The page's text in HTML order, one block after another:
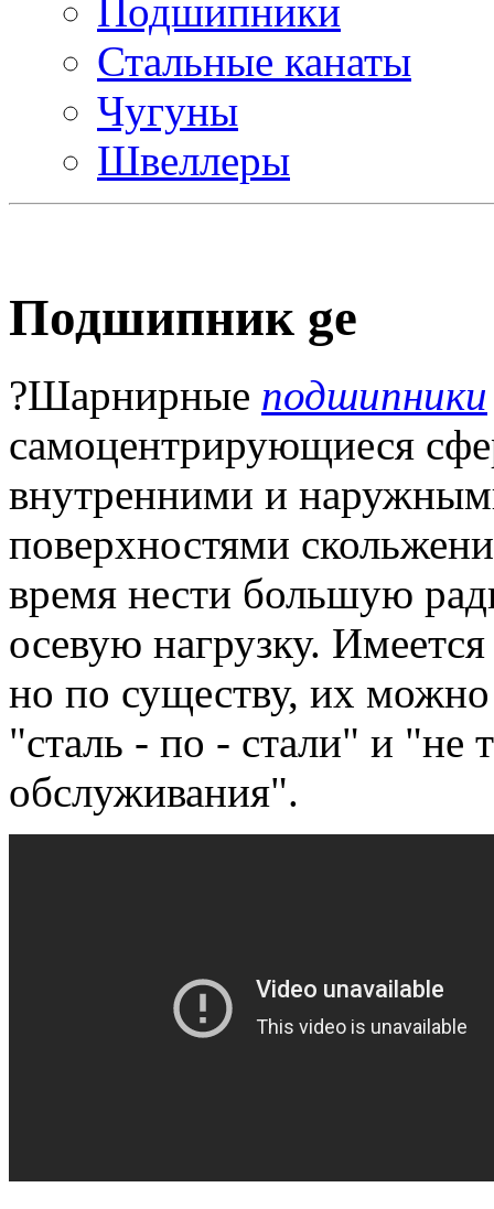
Подшипники
Стальные канаты
Чугуны
Швеллеры
Подшипник ge
?Шарнирные подшипники
самоцентрирующиеся
внутренними и
поверхностями
время нести большую
осевую нагрузку.
но по существу, их
"сталь - по - стали" и "не
обслуживания".